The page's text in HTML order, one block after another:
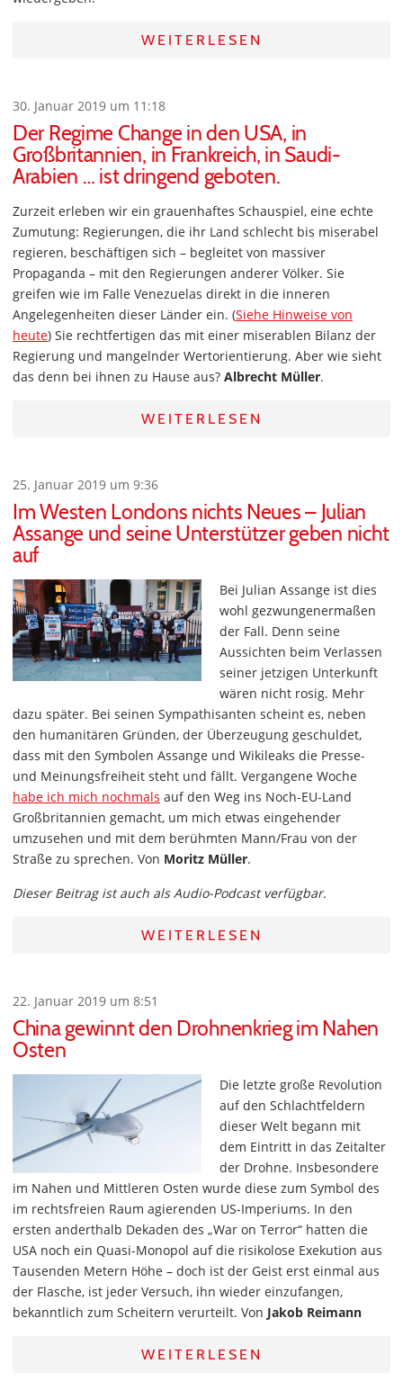
WEITERLESEN
30. Januar 2019 um 11:18
Der Regime Change in den USA, in
Großbritannien, in Frankreich, in Saudi-
Arabien … ist dringend geboten.
Zurzeit erleben wir ein grauenhaftes Schauspiel, eine echte
Zumutung: Regierungen, die ihr Land schlecht bis miserabel
regieren, beschäftigen sich – begleitet von massiver
Propaganda – mit den Regierungen anderer Völker. Sie
greifen wie im Falle Venezuelas direkt in die inneren
Angelegenheiten dieser Länder ein. (Siehe Hinweise von
heute) Sie rechtfertigen das mit einer miserablen Bilanz der
Regierung und mangelnder Wertorientierung. Aber wie sieht
das denn bei ihnen zu Hause aus? Albrecht Müller.
WEITERLESEN
25. Januar 2019 um 9:36
Im Westen Londons nichts Neues – Julian
Assange und seine Unterstützer geben nicht
auf
Bei Julian Assange ist dies
wohl gezwungenermaßen
der Fall. Denn seine
Aussichten beim Verlassen
seiner jetzigen Unterkunft
wären nicht rosig. Mehr
dazu später. Bei seinen Sympathisanten scheint es, neben
den humanitären Gründen, der Überzeugung geschuldet,
dass mit den Symbolen Assange und Wikileaks die Presse-
und Meinungsfreiheit steht und fällt. Vergangene Woche
habe ich mich nochmals auf den Weg ins Noch-EU-Land
Großbritannien gemacht, um mich etwas eingehender
umzusehen und mit dem berühmten Mann/Frau von der
Straße zu sprechen. Von Moritz Müller.
Dieser Beitrag ist auch als Audio-Podcast verfügbar.
WEITERLESEN
22. Januar 2019 um 8:51
China gewinnt den Drohnenkrieg im Nahen
Osten
Die letzte große Revolution
auf den Schlachtfeldern
dieser Welt begann mit
dem Eintritt in das Zeitalter
der Drohne. Insbesondere
im Nahen und Mittleren Osten wurde diese zum Symbol des
im rechtsfreien Raum agierenden US-Imperiums. In den
ersten anderthalb Dekaden des „War on Terror“ hatten die
USA noch ein Quasi-Monopol auf die risikolose Exekution aus
Tausenden Metern Höhe – doch ist der Geist erst einmal aus
der Flasche, ist jeder Versuch, ihn wieder einzufangen,
bekanntlich zum Scheitern verurteilt. Von Jakob Reimann
WEITERLESEN